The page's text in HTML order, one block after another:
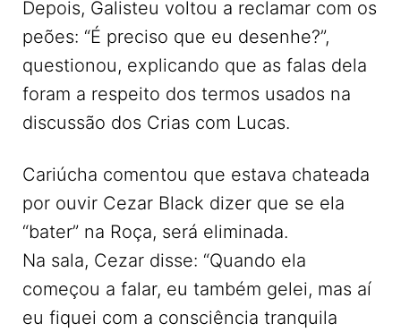
Depois, Galisteu voltou a reclamar com os
peões: “É preciso que eu desenhe?”,
questionou, explicando que as falas dela
foram a respeito dos termos usados na
discussão dos Crias com Lucas.
Cariúcha comentou que estava chateada
por ouvir Cezar Black dizer que se ela
“bater” na Roça, será eliminada.
Na sala, Cezar disse: “Quando ela
começou a falar, eu também gelei, mas aí
eu fiquei com a consciência tranquila